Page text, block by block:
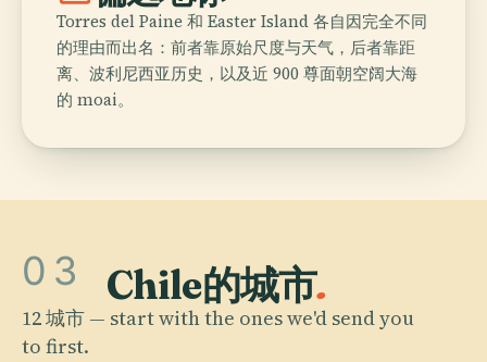
Torres del Paine 和 Easter Island 各自因完全不同
的理由而出名：前者靠原始尺度与天气，后者靠距
离、波利尼西亚历史，以及近 900 尊面朝空阔大海
的 moai。
03 Chile的城市.
12 城市 — start with the ones we'd send you
to first.